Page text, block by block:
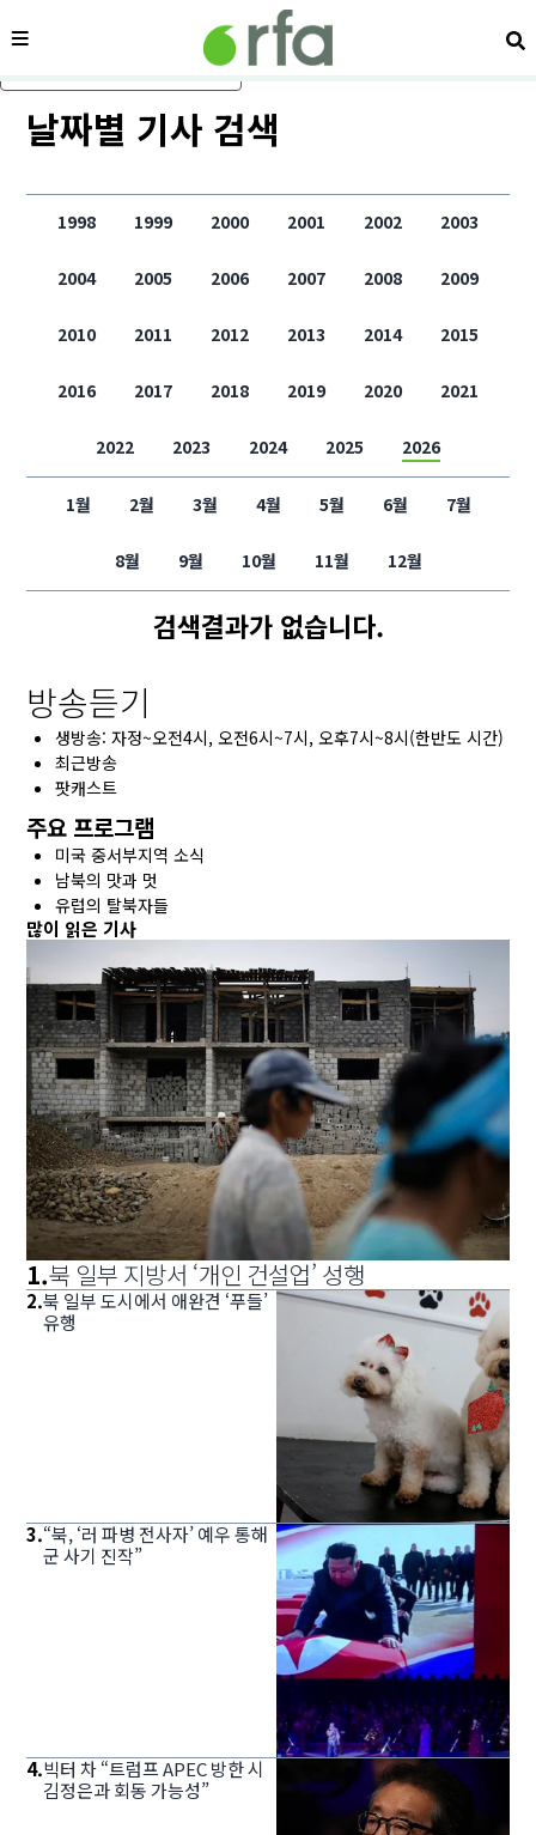
메인 콘텐츠로 건너뛰기
메뉴 검
날짜별 기사 검색
1998 1999 2000 2001 2002 2003
2004 2005 2006 2007 2008 2009
2010 2011 2012 2013 2014 2015
2016 2017 2018 2019 2020 2021
2022 2023 2024 2025 2026
1월 2월 3월 4월 5월 6월 7월
8월 9월 10월 11월 12월
검색결과가 없습니다.
방송듣기
생방송: 자정~오전4시, 오전6시~7시, 오후7시~8시(한반도 시간)
최근방송
팟캐스트
주요 프로그램
미국 중서부지역 소식
남북의 맛과 멋
유럽의 탈북자들
많이 읽은 기사
1.북 일부 지방서 ‘개인 건설업’ 성행
2.북 일부 도시에서 애완견 ‘푸들’
유행
3.“북, ‘러 파병 전사자’ 예우 통해
군 사기 진작”
4.빅터 차 “트럼프 APEC 방한 시
김정은과 회동 가능성”